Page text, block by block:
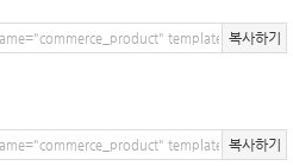
복사하기
복사하기